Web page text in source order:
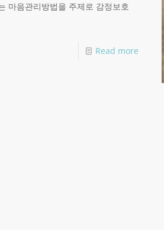
마음관리방법을 주제로 감정보호
Read more